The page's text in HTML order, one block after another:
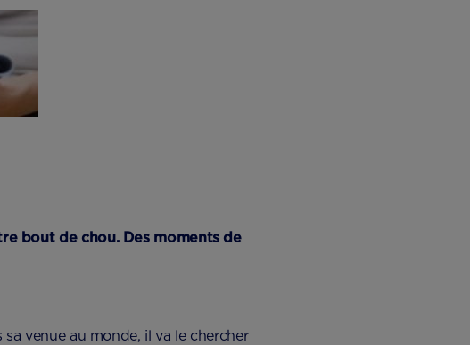
bout de chou. Des moments de
venue au monde, il va le chercher